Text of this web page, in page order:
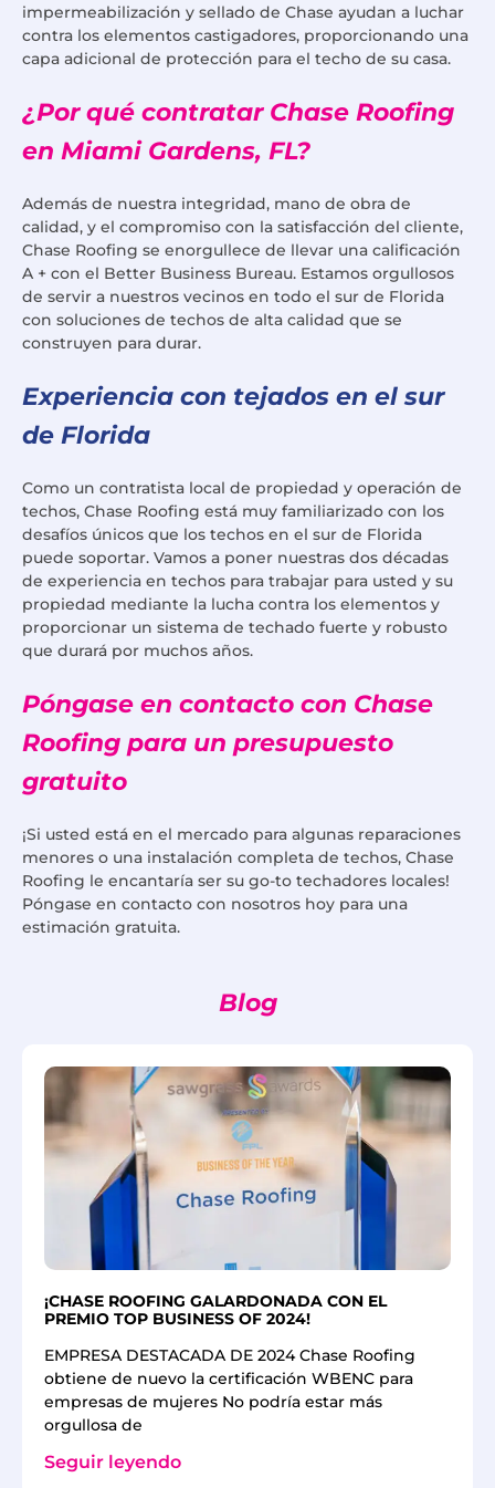
impermeabilización y sellado de Chase ayudan a luchar
contra los elementos castigadores, proporcionando una
capa adicional de protección para el techo de su casa.
¿Por qué contratar Chase Roofing
en Miami Gardens, FL?
Además de nuestra integridad, mano de obra de
calidad, y el compromiso con la satisfacción del cliente,
Chase Roofing se enorgullece de llevar una calificación
A + con el Better Business Bureau. Estamos orgullosos
de servir a nuestros vecinos en todo el sur de Florida
con soluciones de techos de alta calidad que se
construyen para durar.
Experiencia con tejados en el sur
de Florida
Como un contratista local de propiedad y operación de
techos, Chase Roofing está muy familiarizado con los
desafíos únicos que los techos en el sur de Florida
puede soportar. Vamos a poner nuestras dos décadas
de experiencia en techos para trabajar para usted y su
propiedad mediante la lucha contra los elementos y
proporcionar un sistema de techado fuerte y robusto
que durará por muchos años.
Póngase en contacto con Chase
Roofing para un presupuesto
gratuito
¡Si usted está en el mercado para algunas reparaciones
menores o una instalación completa de techos, Chase
Roofing le encantaría ser su go-to techadores locales!
Póngase en contacto con nosotros hoy para una
estimación gratuita.
Blog
¡CHASE ROOFING GALARDONADA CON EL
PREMIO TOP BUSINESS OF 2024!
EMPRESA DESTACADA DE 2024 Chase Roofing
obtiene de nuevo la certificación WBENC para
empresas de mujeres No podría estar más
orgullosa de
Seguir leyendo